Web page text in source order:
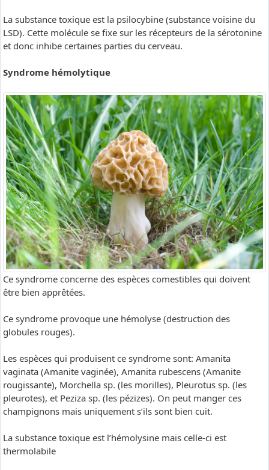
La substance toxique est la psilocybine (substance voisine du
LSD). Cette molécule se fixe sur les récepteurs de la sérotonine
et donc inhibe certaines parties du cerveau.
Syndrome hémolytique
Ce syndrome concerne des espèces comestibles qui doivent
être bien apprêtées.
Ce syndrome provoque une hémolyse (destruction des
globules rouges).
Les espèces qui produisent ce syndrome sont: Amanita
vaginata (Amanite vaginée), Amanita rubescens (Amanite
rougissante), Morchella sp. (les morilles), Pleurotus sp. (les
pleurotes), et Peziza sp. (les pézizes). On peut manger ces
champignons mais uniquement s’ils sont bien cuit.
La substance toxique est l’hémolysine mais celle-ci est
thermolabile